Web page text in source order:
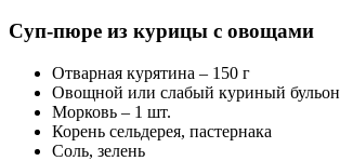
Суп-пюре из курицы с овощами
Отварная курятина – 150 г
Овощной или слабый куриный бульон
Морковь – 1 шт.
Корень сельдерея, пастернака
Соль, зелень